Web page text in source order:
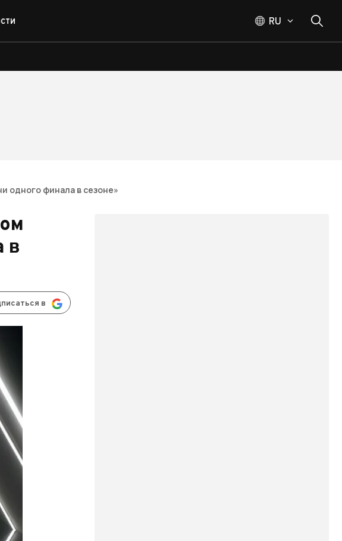
RU
одного финала в сезоне»
в
в